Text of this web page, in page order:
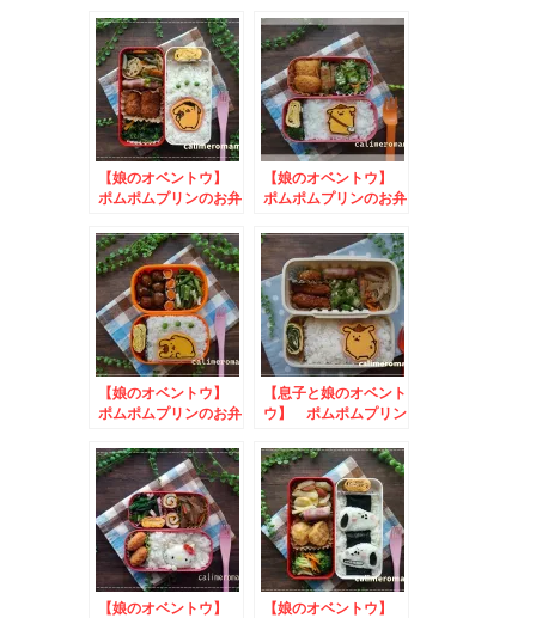
【娘のオベントウ】
ポムポムプリンのお弁
ケーキ
【娘のオベントウ】
ポムポムプリンのお弁
我が家の味噌鍋を投稿
しようキャンペーン
【娘のオベントウ】
ポムポムプリンのお弁
【息子と娘のオベント
ウ】 ポムポムプリン
【娘のオベントウ】
【娘のオベントウ】